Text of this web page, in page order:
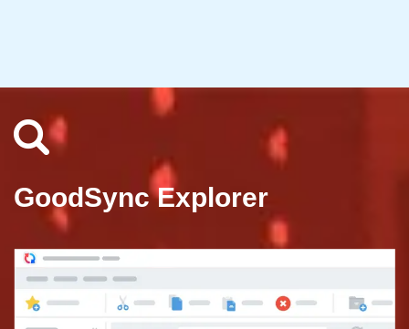
GoodSync Explorer